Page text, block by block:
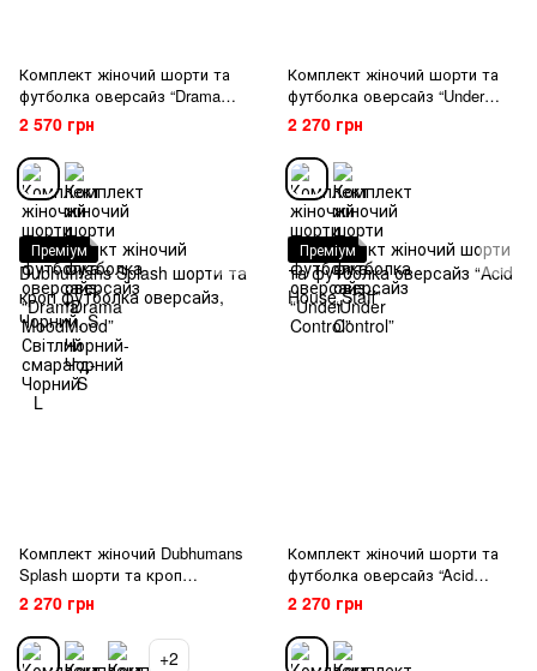
Комплект жіночий шорти та
футболка оверсайз “Drama
Mood” Світлий смарагд-Чорний
L
2 570 грн
Комплект жіночий шорти та
футболка оверсайз “Under
Control”
2 270 грн
Преміум
Комплект жіночий Dubhumans
Splash шорти та кроп
футболка оверсайз
2 270 грн
+2
Преміум
Комплект жіночий шорти та
футболка оверсайз “Acid
House Staff”
2 270 грн